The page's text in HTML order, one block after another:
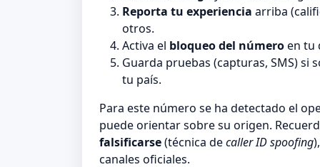
Reporta tu experiencia arriba
otros.
Activa el bloqueo del númeroen tu
Guarda pruebas (capturas, SMS) si
tu país.
Para este número se ha detectado el
puede orientar sobre su origen.
falsificarse(técnica decaller ID spoofing
canales oficiales.